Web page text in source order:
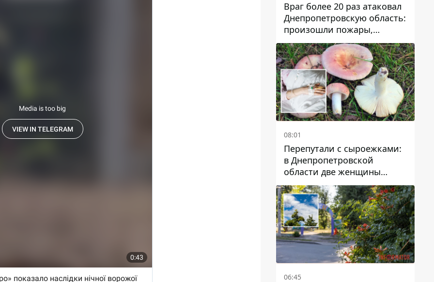
Враг более 20 раз атаковал
Днепропетровскую область:
произошли пожары,
повреждены дома,
инфраструктура и авто
08:01
Перепутали с сыроежками:
в Днепропетровской
области две женщины
отравились грибами
06:45